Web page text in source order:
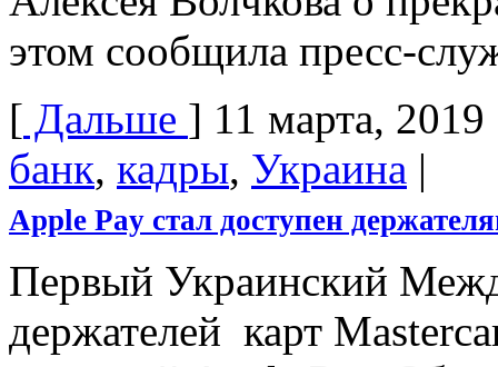
этом сообщила пресс-
[ Дальше ] 11 марта, 2019
банк, кадры, Украина |
Apple Pay стал доступен
Первый Украинский
держателей карт